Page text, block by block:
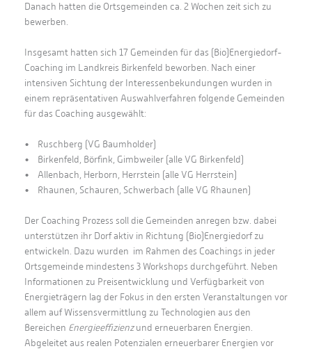
Danach hatten die Ortsgemeinden ca. 2 Wochen zeit sich zu
bewerben.
Insgesamt hatten sich 17 Gemeinden für das (Bio)Energiedorf-
Coaching im Landkreis Birkenfeld beworben. Nach einer
intensiven Sichtung der Interessenbekundungen wurden in
einem repräsentativen Auswahlverfahren folgende Gemeinden
für das Coaching ausgewählt:
• Ruschberg (VG Baumholder)
• Birkenfeld, Börfink, Gimbweiler (alle VG Birkenfeld)
• Allenbach, Herborn, Herrstein (alle VG Herrstein)
• Rhaunen, Schauren, Schwerbach (alle VG Rhaunen)
Der Coaching Prozess soll die Gemeinden anregen bzw. dabei
unterstützen ihr Dorf aktiv in Richtung (Bio)Energiedorf zu
entwickeln. Dazu wurden im Rahmen des Coachings in jeder
Ortsgemeinde mindestens 3 Workshops durchgeführt. Neben
Informationen zu Preisentwicklung und Verfügbarkeit von
Energieträgern lag der Fokus in den ersten Veranstaltungen vor
allem auf Wissensvermittlung zu Technologien aus den
Bereichen Energieeffizienzund erneuerbaren Energien.
Abgeleitet aus realen Potenzialen erneuerbarer Energien vor